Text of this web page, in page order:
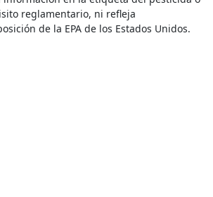
reglamentario, ni refleja
de la EPA de los Estados Unidos.